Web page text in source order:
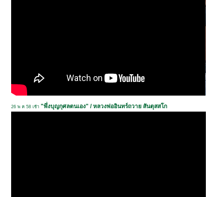
26 พ ค 58 เช้า "พึ่งบุญกุศลตนเอง" / หลวงพ่ออินทร์ถวาย สันตุสสโก